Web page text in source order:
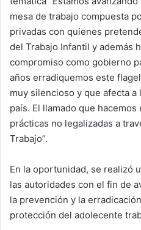
mesa de trabajo compuesta
privadas con quienes
del Trabajo Infantil y además
compromiso como gobierno
años erradiquemos este
muy silencioso y que afecta
país. El llamado que
prácticas no legalizadas a
Trabajo”.
En la oportunidad, se realizó
las autoridades con el fin de
la prevención y la
protección del adolecente